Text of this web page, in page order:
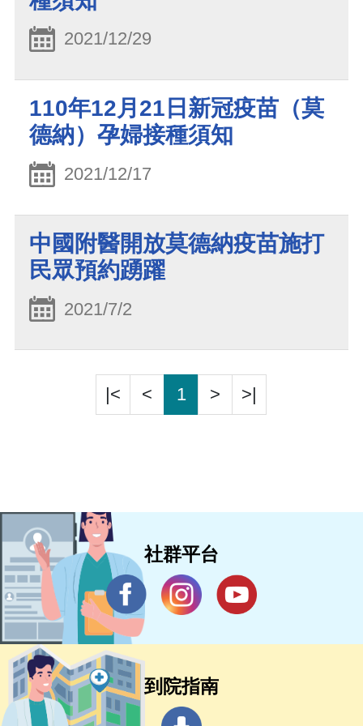
2021/12/29
110年12月21日新冠疫苗（莫
德納）孕婦接種須知
2021/12/17
中國附醫開放莫德納疫苗施打
民眾預約踴躍
2021/7/2
|< < 1 > >|
社群平台
到院指南